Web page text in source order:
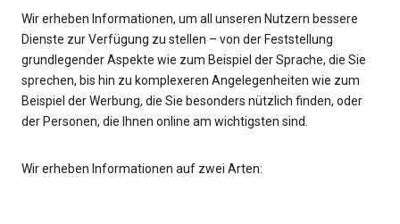
Wir erheben Informationen, um all unseren Nutzern bessere
Dienste zur Verfügung zu stellen – von der Feststellung
grundlegender Aspekte wie zum Beispiel der Sprache, die Sie
sprechen, bis hin zu komplexeren Angelegenheiten wie zum
Beispiel der Werbung, die Sie besonders nützlich finden, oder
der Personen, die Ihnen online am wichtigsten sind.
Wir erheben Informationen auf zwei Arten: